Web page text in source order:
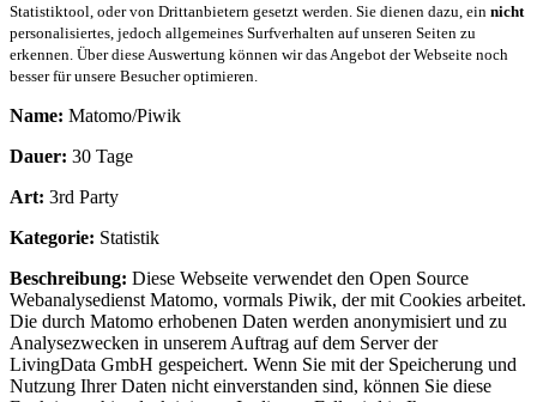
Statistiktool, oder von Drittanbietern gesetzt werden. Sie dienen dazu, ein nicht
personalisiertes, jedoch allgemeines Surfverhalten auf unseren Seiten zu
erkennen. Über diese Auswertung können wir das Angebot der Webseite noch
besser für unsere Besucher optimieren.
Name: Matomo/Piwik
Dauer: 30 Tage
Art: 3rd Party
Kategorie: Statistik
Beschreibung: Diese Webseite verwendet den Open Source
Webanalysedienst Matomo, vormals Piwik, der mit Cookies arbeitet.
Die durch Matomo erhobenen Daten werden anonymisiert und zu
Analysezwecken in unserem Auftrag auf dem Server der
LivingData GmbH gespeichert. Wenn Sie mit der Speicherung und
Nutzung Ihrer Daten nicht einverstanden sind, können Sie diese